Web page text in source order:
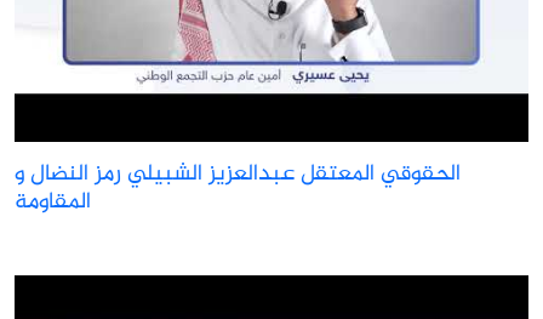
الحقوقي المعتقل عبدالعزيز الشبيلي رمز النضال و
المقاومة